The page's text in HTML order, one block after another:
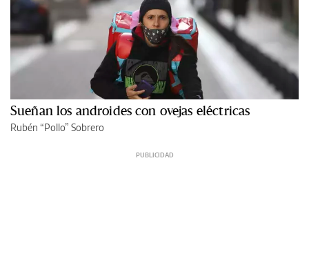
Sueñan los androides con ovejas eléctricas
Rubén “Pollo” Sobrero